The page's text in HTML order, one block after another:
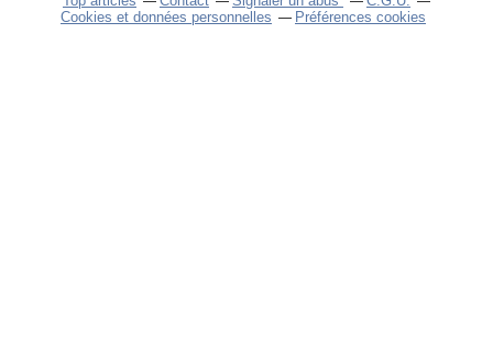
Cookies et données personnelles
Préférences cookies